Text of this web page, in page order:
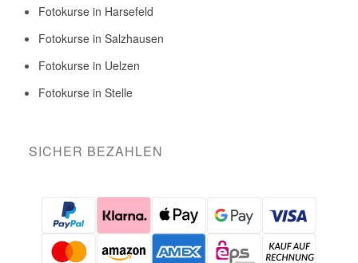
Fotokurse in Harsefeld
Fotokurse in Salzhausen
Fotokurse in Uelzen
Fotokurse in Stelle
SICHER BEZAHLEN